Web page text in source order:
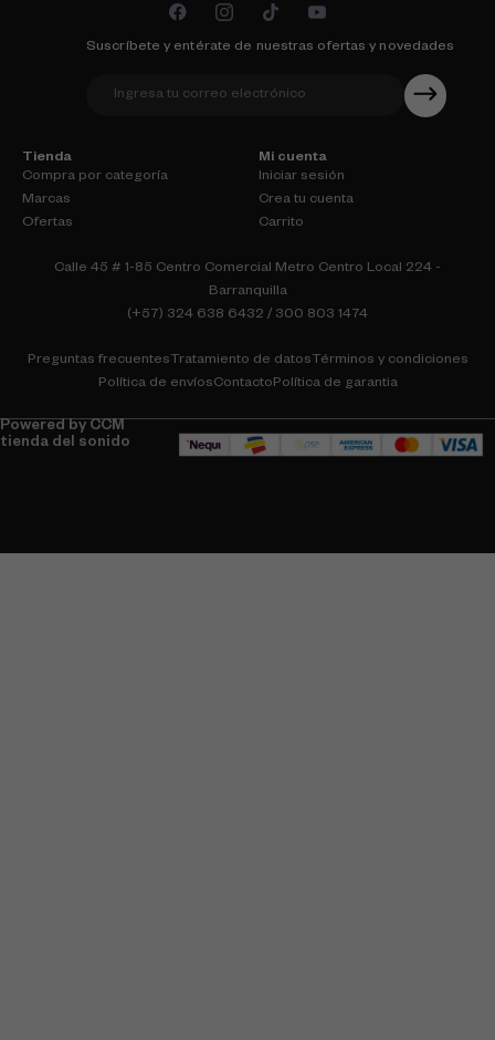
Suscríbete y entérate de nuestras ofertas y novedades
Tienda
Compra por categoría
Marcas
Ofertas
Mi cuenta
Iniciar sesión
Crea tu cuenta
Carrito
Calle 45 # 1-85 Centro Comercial Metro Centro Local 224 -
Barranquilla
(+57) 324 638 6432 / 300 803 1474
Preguntas frecuentesTratamiento de datosTérminos y condiciones
Política de envíosContactoPolítica de garantia
Powered by CCM
tienda del sonido